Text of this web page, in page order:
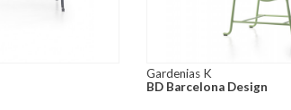
Gardenias K
BD Barcelona Design